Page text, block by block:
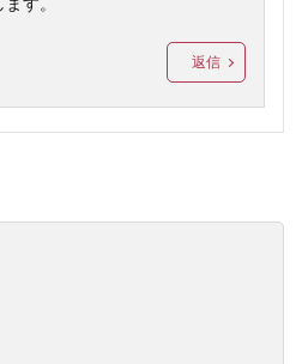
返信